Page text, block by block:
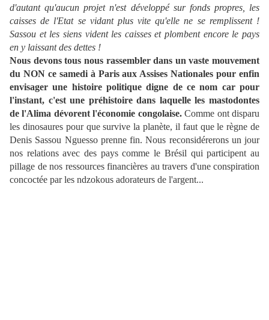
d'autant qu'aucun projet n'est développé sur fonds propres, les
caisses de l'Etat se vidant plus vite qu'elle ne se remplissent !
Sassou et les siens vident les caisses et plombent encore le pays
en y laissant des dettes !
Nous devons tous nous rassembler dans un vaste mouvement
du NON ce samedi à Paris aux Assises Nationales pour enfin
envisager une histoire politique digne de ce nom car pour
l'instant, c'est une préhistoire dans laquelle les mastodontes
de l'Alima dévorent l'économie congolaise.Comme ont disparu
les dinosaures pour que survive la planète, il faut que le règne de
Denis Sassou Nguesso prenne fin. Nous reconsidérerons un jour
nos relations avec des pays comme le Brésil qui participent au
pillage de nos ressources financières au travers d'une conspiration
concoctée par les ndzokous adorateurs de l'argent...